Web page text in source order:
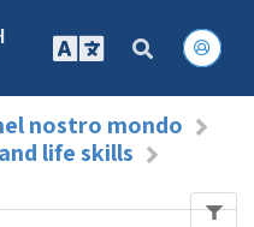
nostro mondo
life skills